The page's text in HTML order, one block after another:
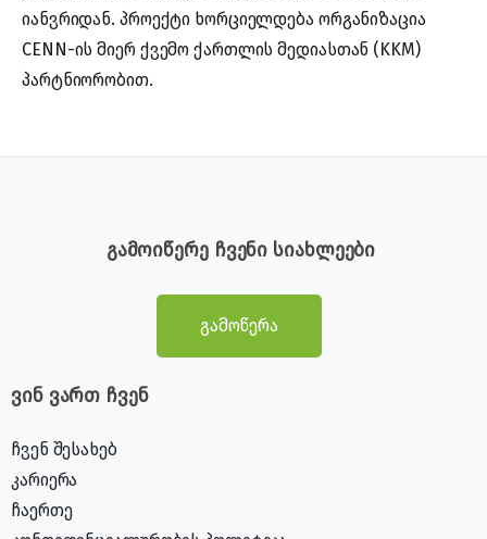
იანვრიდან. პროექტი ხორციელდება ორგანიზაცია
CENN-ის მიერ ქვემო ქართლის მედიასთან (KKM)
პარტნიორობით.
გამოიწერე ჩვენი სიახლეები
გამოწერა
ვინ ვართ ჩვენ
ჩვენ შესახებ
კარიერა
ჩაერთე